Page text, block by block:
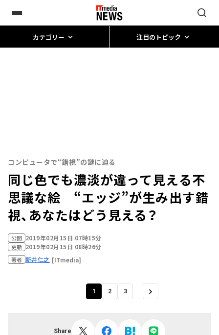
カテゴリー 注目のトピック
コンピュータで“錯視”の謎に迫る
同じ色でも濃淡が違って見える不
思議な絵 “エッジ”が生み出す錯
視、あなたはどう見える？
公開 2019年02月15日 07時15分
更新 2019年02月15日 08時26分
著者 新井仁之 [ITmedia]
1 2 3
Share